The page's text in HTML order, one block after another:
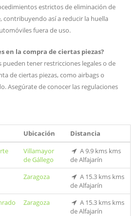
estrictos de eliminación de
contribuyendo así a reducir la huella
fuera de uso.
en la compra de ciertas piezas?
pueden tener restricciones legales o de
de ciertas piezas, como airbags o
Asegúrate de conocer las regulaciones
Ubicación
Distancia
Villamayor
de Gállego
A 9.9 kms kms
de Alfajarín
Zaragoza
A 15.3 kms kms
de Alfajarín
Zaragoza
A 15.3 kms kms
de Alfajarín